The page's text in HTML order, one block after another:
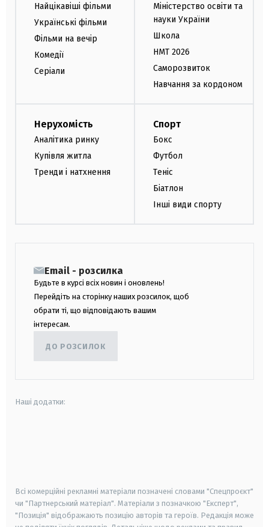
Найцікавіші фільми
Українські фільми
Фільми на вечір
Комедії
Серіали
Міністерство освіти та
науки України
Школа
НМТ 2026
Саморозвиток
Навчання за кордоном
Нерухомість
Аналітика ринку
Купівля житла
Тренди і натхнення
Спорт
Бокс
Футбол
Теніс
Біатлон
Інші види спорту
Email - розсилка
Будьте в курсі всіх новин і оновлень!
Перейдіть на сторінку наших розсилок, щоб
обрати ті, що відповідають вашим
інтересам.
ДО РОЗСИЛОК
Наші додатки:
Всі комерційні рекламні матеріали позначені словами "Спецпроєкт"
чи "Партнерський матеріал". Матеріали з позначкою "Експерт",
"Позиція" відображають позицію авторів та героїв. Редакція може